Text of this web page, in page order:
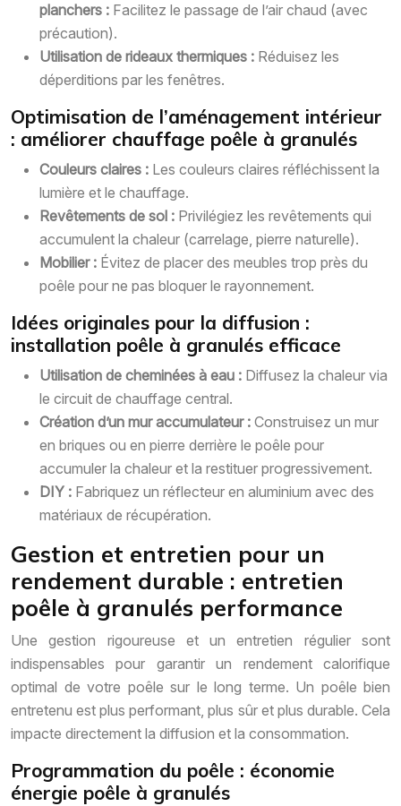
planchers : Facilitez le passage de l’air chaud (avec
précaution).
Utilisation de rideaux thermiques : Réduisez les
déperditions par les fenêtres.
Optimisation de l’aménagement intérieur
: améliorer chauffage poêle à granulés
Couleurs claires : Les couleurs claires réfléchissent la
lumière et le chauffage.
Revêtements de sol : Privilégiez les revêtements qui
accumulent la chaleur (carrelage, pierre naturelle).
Mobilier : Évitez de placer des meubles trop près du
poêle pour ne pas bloquer le rayonnement.
Idées originales pour la diffusion :
installation poêle à granulés efficace
Utilisation de cheminées à eau : Diffusez la chaleur via
le circuit de chauffage central.
Création d’un mur accumulateur : Construisez un mur
en briques ou en pierre derrière le poêle pour
accumuler la chaleur et la restituer progressivement.
DIY : Fabriquez un réflecteur en aluminium avec des
matériaux de récupération.
Gestion et entretien pour un
rendement durable : entretien
poêle à granulés performance
Une gestion rigoureuse et un entretien régulier sont
indispensables pour garantir un rendement calorifique
optimal de votre poêle sur le long terme. Un poêle bien
entretenu est plus performant, plus sûr et plus durable. Cela
impacte directement la diffusion et la consommation.
Programmation du poêle : économie
énergie poêle à granulés